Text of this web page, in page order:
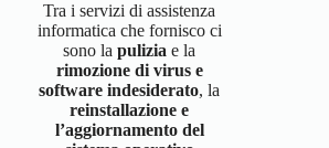
Tra i servizi di assistenza
informatica che fornisco ci
sono lapulizia e la
rimozione di virus e
software indesiderato, la
reinstallazione e
l’aggiornamento del